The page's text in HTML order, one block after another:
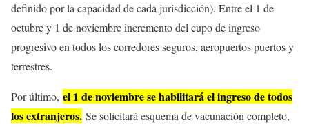
definido por la capacidad de cada jurisdicción). Entre el 1 de
octubre y 1 de noviembre incremento del cupo de ingreso
progresivo en todos los corredores seguros, aeropuertos puertos y
terrestres.
Por último, el 1 de noviembre se habilitará el ingreso de todos
los extranjeros. Se solicitará esquema de vacunación completo,